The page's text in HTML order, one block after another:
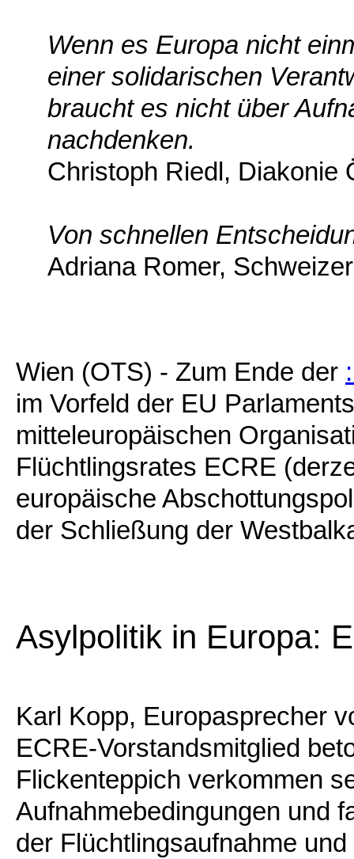
Wenn es Europa nicht
einer solidarischen
braucht es nicht über
nachdenken.
Christoph Riedl, Diakonie
Von schnellen
Adriana Romer,
Wien (OTS) - Zum Ende der
im Vorfeld der EU
mitteleuropäischen
Flüchtlingsrates ECRE
europäische
der Schließung der
Asylpolitik in Europa:
Karl Kopp, Europasprecher
ECRE-Vorstandsmitglied
Flickenteppich verkommen
Aufnahmebedingungen und
der Flüchtlingsaufnahme